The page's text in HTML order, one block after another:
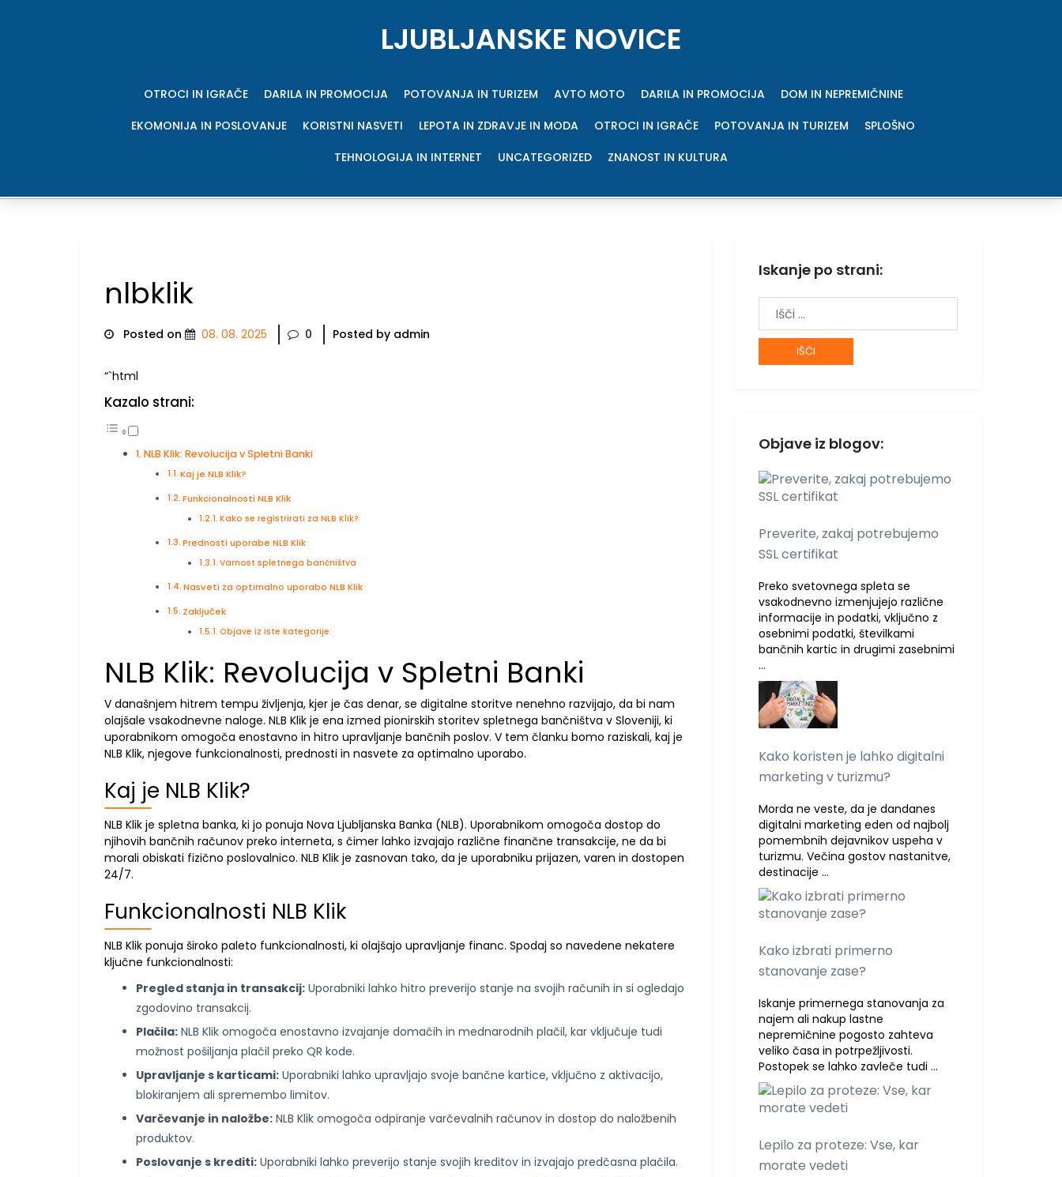
LJUBLJANSKE NOVICE
OTROCI IN IGRAČE DARILA IN PROMOCIJA POTOVANJA IN TURIZEM AVTO MOTO DARILA IN PROMOCIJA
DOM IN NEPREMIČNINE
EKOMONIJA IN POSLOVANJE
KORISTNI NASVETI LEPOTA IN ZDRAVJE IN MODA OTROCI IN IGRAČE POTOVANJA IN TURIZEM
SPLOŠNO
TEHNOLOGIJA IN INTERNET
UNCATEGORIZED ZNANOST IN KULTURA
nlbklik
Posted on 08. 08. 2025 0 Posted by admin
“`html
Kazalo strani:
NLB Klik: Revolucija v Spletni Banki
Kaj je NLB Klik?
Funkcionalnosti NLB Klik
Kako se registrirati za NLB Klik?
Prednosti uporabe NLB Klik
Varnost spletnega bančništva
Nasveti za optimalno uporabo NLB Klik
Zaključek
Objave iz iste kategorije:
NLB Klik: Revolucija v Spletni Banki
V današnjem hitrem tempu življenja, kjer je čas denar, se digitalne storitve nenehno razvijajo, da bi nam
olajšale vsakodnevne naloge. NLB Klik je ena izmed pionirskih storitev spletnega bančništva v Sloveniji, ki
uporabnikom omogoča enostavno in hitro upravljanje bančnih poslov. V tem članku bomo raziskali, kaj je
NLB Klik, njegove funkcionalnosti, prednosti in nasvete za optimalno uporabo.
Kaj je NLB Klik?
NLB Klik je spletna banka, ki jo ponuja Nova Ljubljanska Banka (NLB). Uporabnikom omogoča dostop do
njihovih bančnih računov preko interneta, s čimer lahko izvajajo različne finančne transakcije, ne da bi
morali obiskati fizično poslovalnico. NLB Klik je zasnovan tako, da je uporabniku prijazen, varen in dostopen
24/7.
Funkcionalnosti NLB Klik
NLB Klik ponuja široko paleto funkcionalnosti, ki olajšajo upravljanje financ. Spodaj so navedene nekatere
ključne funkcionalnosti:
Pregled stanja in transakcij: Uporabniki lahko hitro preverijo stanje na svojih računih in si ogledajo
zgodovino transakcij.
Plačila: NLB Klik omogoča enostavno izvajanje domačih in mednarodnih plačil, kar vključuje tudi
možnost pošiljanja plačil preko QR kode.
Upravljanje s karticami: Uporabniki lahko upravljajo svoje bančne kartice, vključno z aktivacijo,
blokiranjem ali spremembo limitov.
Varčevanje in naložbe: NLB Klik omogoča odpiranje varčevalnih računov in dostop do naložbenih
produktov.
Poslovanje s krediti: Uporabniki lahko preverijo stanje svojih kreditov in izvajajo predčasna plačila.
Iskanje po strani:
Išči:
Objave iz blogov:
Preverite, zakaj potrebujemo
SSL certifikat
Preko svetovnega spleta se
vsakodnevno izmenjujejo različne
informacije in podatki, vključno z
osebnimi podatki, številkami
bančnih kartic in drugimi zasebnimi
…
Kako koristen je lahko digitalni
marketing v turizmu?
Morda ne veste, da je dandanes
digitalni marketing eden od najbolj
pomembnih dejavnikov uspeha v
turizmu. Večina gostov nastanitve,
destinacije …
Kako izbrati primerno
stanovanje zase?
Iskanje primernega stanovanja za
najem ali nakup lastne
nepremičnine pogosto zahteva
veliko časa in potrpežljivosti.
Postopek se lahko zavleče tudi …
Lepilo za proteze: Vse, kar
morate vedeti